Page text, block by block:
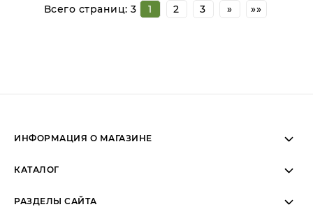
Всего страниц: 3 1 2 3 » »»
ИНФОРМАЦИЯ О МАГАЗИНЕ
Пн-Вс: Telegram/WhatsApp
КАТАЛОГ
РАЗДЕЛЫ САЙТА